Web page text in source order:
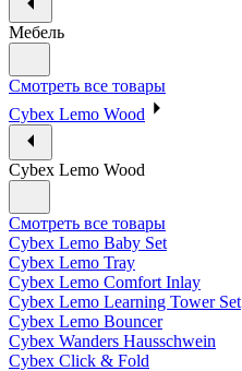
Мебель
Смотреть все товары
Cybex Lemo Wood
Cybex Lemo Wood
Смотреть все товары
Cybex Lemo Baby Set
Cybex Lemo Tray
Cybex Lemo Comfort Inlay
Cybex Lemo Learning Tower Set
Cybex Lemo Bouncer
Cybex Wanders Hausschwein
Cybex Click & Fold